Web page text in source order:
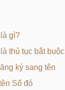
gì?
thủ tục bắt buộc
ký sang tên
Sổ đỏ